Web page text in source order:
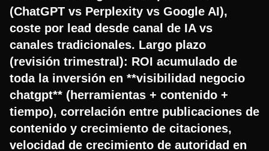
(ChatGPT vs Perplexity vs Google AI),
coste por lead desde canal de IA vs
canales tradicionales. Largo plazo
(revisión trimestral): ROI acumulado de
toda la inversión en **visibilidad negocio
chatgpt** (herramientas + contenido +
tiempo), correlación entre publicaciones de
contenido y crecimiento de citaciones,
velocidad de crecimiento de autoridad en